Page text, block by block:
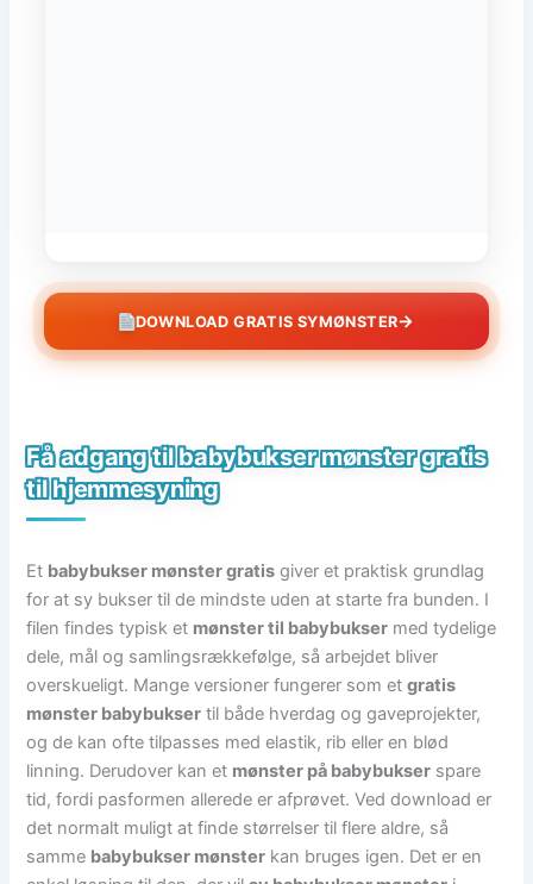
DOWNLOAD GRATIS SYMØNSTER→
Få adgang til babybukser mønster gratis
til hjemmesyning
Et babybukser mønster gratis giver et praktisk grundlag
for at sy bukser til de mindste uden at starte fra bunden. I
filen findes typisk et mønster til babybukser med tydelige
dele, mål og samlingsrækkefølge, så arbejdet bliver
overskueligt. Mange versioner fungerer som etgratis
mønster babybukser til både hverdag og gaveprojekter,
og de kan ofte tilpasses med elastik, rib eller en blød
linning. Derudover kan et mønster på babybukser spare
tid, fordi pasformen allerede er afprøvet. Ved download er
det normalt muligt at finde størrelser til flere aldre, så
samme babybukser mønster kan bruges igen. Det er en